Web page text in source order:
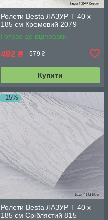
Ролети Besta ЛАЗУР Т 40 х
185 см Кремовий 2079
Готово до відправки
492 ₴ 579 ₴
Купити
–15%
Ролети Besta ЛАЗУР Т 40 х
185 см Сріблястий 815